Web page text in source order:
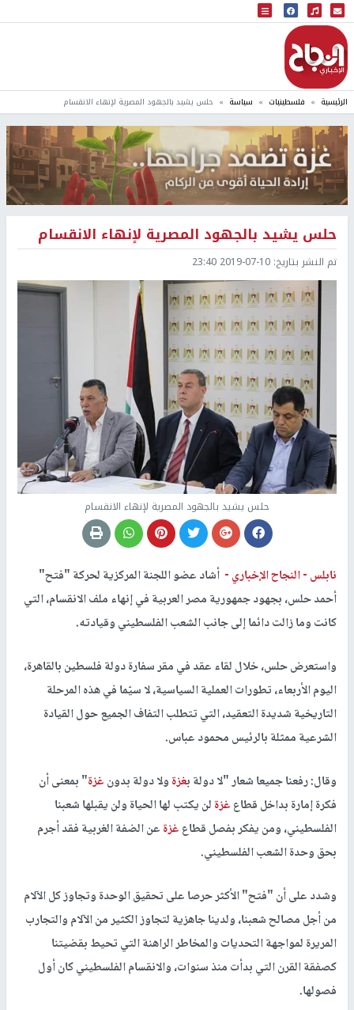
البث المباشر
إذاعة النجاح
الرئيسية فلسطينيات سياسة حلس يشيد بالجهود المصرية لإنهاء الانقسام
حلس يشيد بالجهود المصرية لإنهاء الانقسام
تم النشر بتاريخ: 2019-07-10 23:40
حلس يشيد بالجهود المصرية لإنهاء الانقسام
نابلس -النجاح الإخباري - أشاد عضو اللجنة المركزية لحركة "فتح"
أحمد حلس، بجهود جمهورية مصر العربية في إنهاء ملف الانقسام، التي
كانت وما زالت دائما إلى جانب الشعب الفلسطيني وقيادته.
واستعرض حلس، خلال لقاء عقد في مقر سفارة دولة فلسطين بالقاهرة،
اليوم الأربعاء، تطورات العملية السياسية، لا سيّما في هذه المرحلة
التاريخية شديدة التعقيد، التي تتطلب التفاف الجميع حول القيادة
الشرعية ممثلة بالرئيس محمود عباس.
وقال: رفعنا جميعا شعار "لا دولة بغزةولا دولة بدونغزة" بمعنى أن
فكرة إمارة بداخل قطاعغزةلن يكتب لها الحياة ولن يقبلها شعبنا
الفلسطيني، ومن يفكر بفصل قطاعغزةعن الضفة الغربية فقد أجرم
بحق وحدة الشعب الفلسطيني.
وشدد على أن "فتح" الأكثر حرصا على تحقيق الوحدة وتجاوز كل الآلام
من أجل مصالح شعبنا، ولدينا جاهزية لتجاوز الكثير من الآلام والتجارب
المريرة لمواجهة التحديات والمخاطر الراهنة التي تحيط بقضيتنا
كصفقة القرن التي بدأت منذ سنوات، والانقسام الفلسطيني كان أول
فصولها.